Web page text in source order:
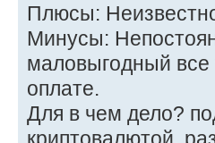
Плюсы:
Минусы:
маловыгодный все
оплате.
Для в чем дело?
криптовалютой,